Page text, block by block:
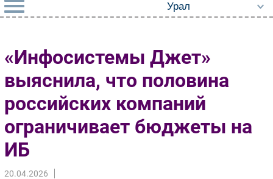
Импорто­замещение
Автоматизация Промышленности
Интернет
Фиксированная связь
Интеграция
Рынок ПК
«Инфосистемы Джет»
выяснила, что половина
российских компаний
ограничивает бюджеты на
ИБ
20.04.2026